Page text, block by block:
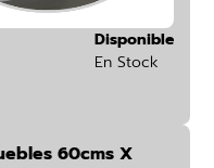
Disponible
En Stock
60cms X